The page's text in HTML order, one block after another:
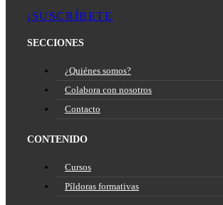
¡SUSCRÍBETE
SECCIONES
¿Quiénes somos?
Colabora con nosotros
Contacto
CONTENIDO
Cursos
Píldoras formativas